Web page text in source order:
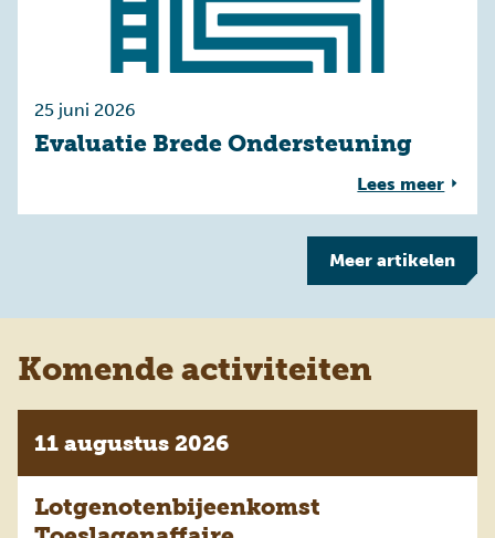
25 juni 2026
Evaluatie Brede Ondersteuning
Lees meer
Meerartikelen
Komende activiteiten
11 augustus 2026
Lotgenotenbijeenkomst